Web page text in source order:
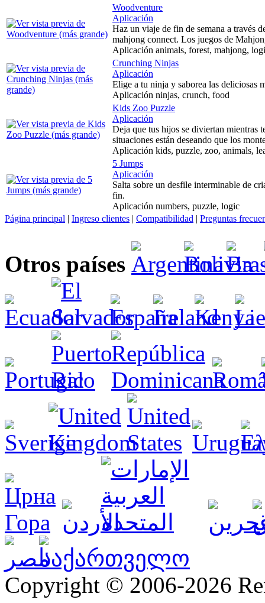
Woodventure
Aplicación
Haz un viaje de fin de semana a través
mahjong connect. Los juegos de
Aplicación animals, forest, mahjong,
Crunching Ninjas
Aplicación
Elige a tu ninja y saborea las deliciosas
Aplicación ninjas, crunch, food
Kids Zoo Puzzle
Aplicación
Deja que tus hijos se diviertan mientras
situaciones están deseando que los
Aplicación kids, puzzle, zoo, animals,
5 Jumps
Aplicación
Salta sobre un desfile interminable de
fin.
Aplicación numbers, puzzle, logic
Página principal | Ingreso clientes | Compatibilidad | Preguntas
Otros países
Copyright © 2006-2026